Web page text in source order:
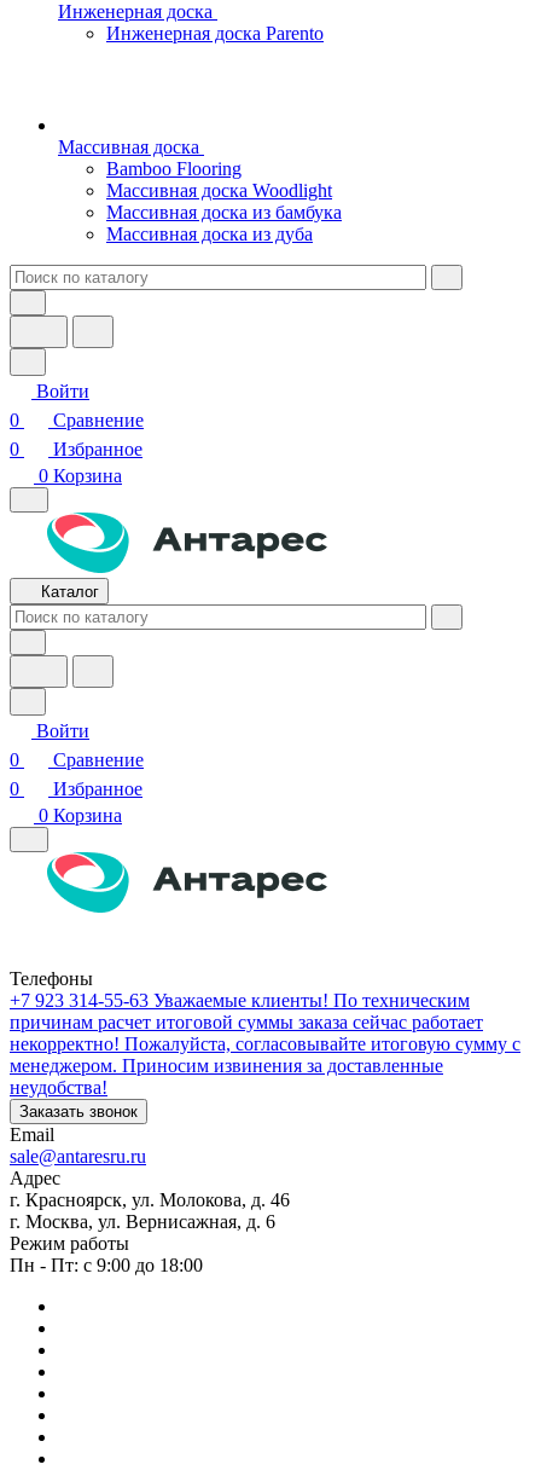
Инженерная доска
Инженерная доска Parento
Массивная доска
Bamboo Flooring
Массивная доска Woodlight
Массивная доска из бамбука
Массивная доска из дуба
Войти
0
Сравнение
0
Избранное
0 Корзина
Каталог
Войти
0
Сравнение
0
Избранное
0 Корзина
Телефоны
+7 923 314-55-63 Уважаемые клиенты! По техническим
причинам расчет итоговой суммы заказа сейчас работает
некорректно! Пожалуйста, согласовывайте итоговую сумму с
менеджером. Приносим извинения за доставленные
неудобства!
Заказать звонок
Email
sale@antaresru.ru
Адрес
г. Красноярск, ул. Молокова, д. 46
г. Москва, ул. Вернисажная, д. 6
Режим работы
Пн - Пт: с 9:00 до 18:00